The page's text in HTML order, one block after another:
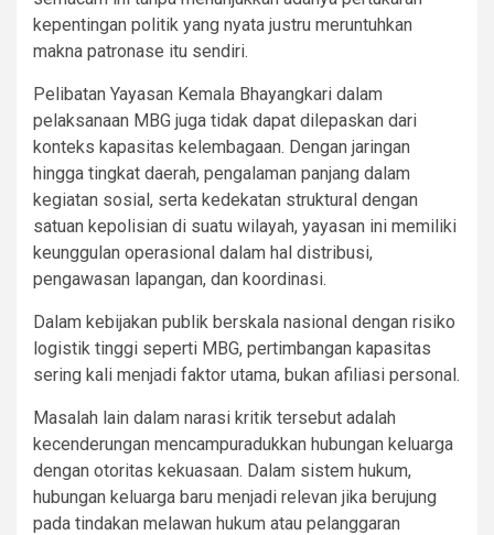
kepentingan politik yang nyata justru meruntuhkan
makna patronase itu sendiri.
Pelibatan Yayasan Kemala Bhayangkari dalam
pelaksanaan MBG juga tidak dapat dilepaskan dari
konteks kapasitas kelembagaan. Dengan jaringan
hingga tingkat daerah, pengalaman panjang dalam
kegiatan sosial, serta kedekatan struktural dengan
satuan kepolisian di suatu wilayah, yayasan ini memiliki
keunggulan operasional dalam hal distribusi,
pengawasan lapangan, dan koordinasi.
Dalam kebijakan publik berskala nasional dengan risiko
logistik tinggi seperti MBG, pertimbangan kapasitas
sering kali menjadi faktor utama, bukan afiliasi personal.
Masalah lain dalam narasi kritik tersebut adalah
kecenderungan mencampuradukkan hubungan keluarga
dengan otoritas kekuasaan. Dalam sistem hukum,
hubungan keluarga baru menjadi relevan jika berujung
pada tindakan melawan hukum atau pelanggaran